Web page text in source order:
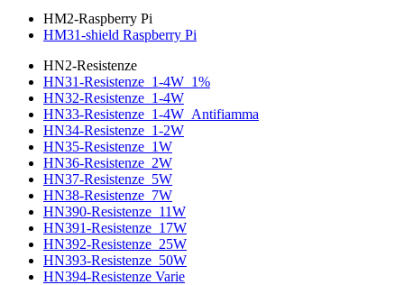
HM2-Raspberry Pi
HM31-shield Raspberry Pi
HN2-Resistenze
HN31-Resistenze_1-4W_1%
HN32-Resistenze_1-4W
HN33-Resistenze_1-4W_Antifiamma
HN34-Resistenze_1-2W
HN35-Resistenze_1W
HN36-Resistenze_2W
HN37-Resistenze_5W
HN38-Resistenze_7W
HN390-Resistenze_11W
HN391-Resistenze_17W
HN392-Resistenze_25W
HN393-Resistenze_50W
HN394-Resistenze Varie